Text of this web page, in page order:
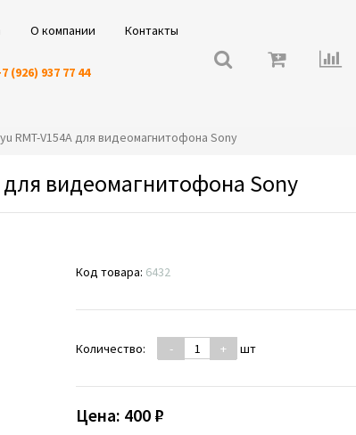
О компании Контакты
(926) 937 77 44
RMT-V154A для видеомагнитофона Sony
для видеомагнитофона Sony
Код товара: 6432
Количество: - + шт
Цена: 400 ₽